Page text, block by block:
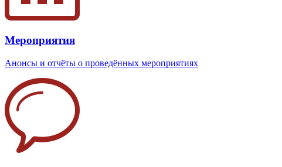
Мероприятия
Анонсы и отчёты о проведённых мероприятиях